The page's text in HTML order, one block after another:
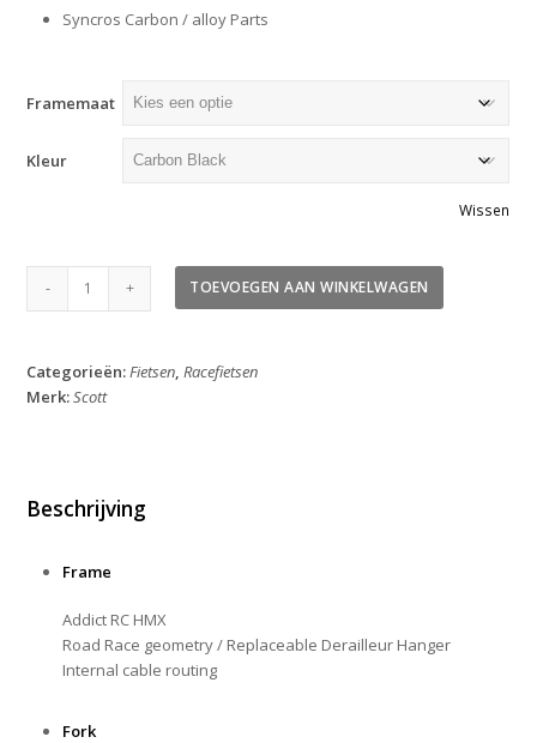
Syncros Carbon / alloy Parts
Framemaat
Kleur
Wissen
Scott
2026
aantal
TOEVOEGEN AAN WINKELWAGEN
Categorieën:Fietsen,Racefietsen
Merk:Scott
Beschrijving
Frame
Addict RC HMX
Road Race geometry / Replaceable Derailleur Hanger
Internal cable routing
Fork